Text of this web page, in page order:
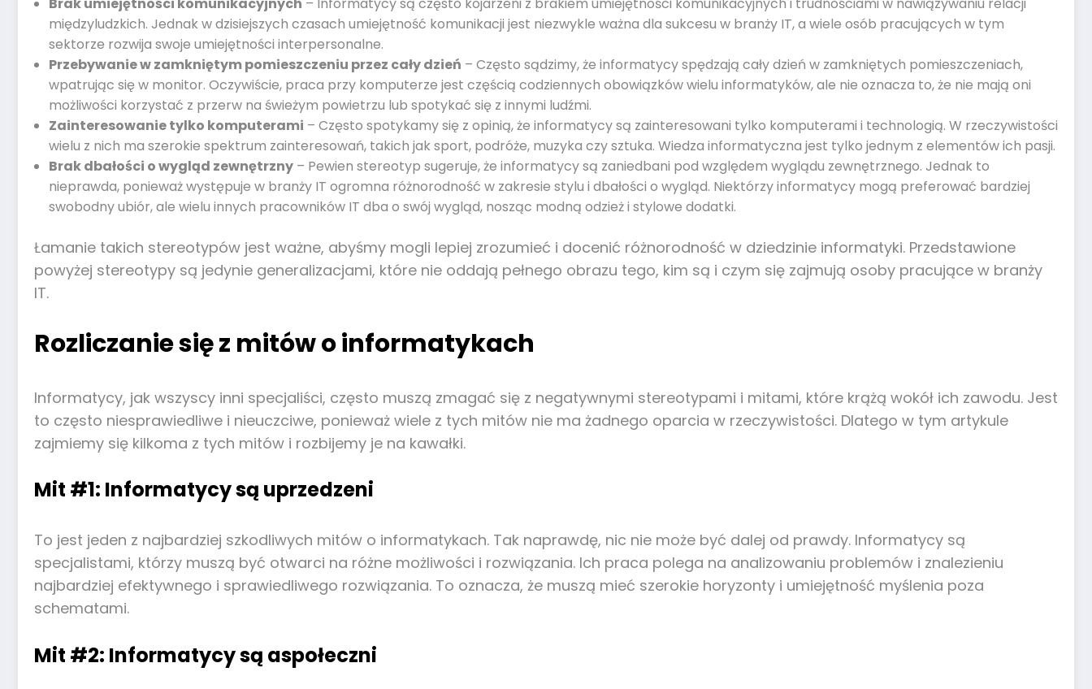
Brak umiejętności komunikacyjnych – Informatycy są często kojarzeni z brakiem umiejętności komunikacyjnych i trudnościami w nawiązywaniu relacji
międzyludzkich. Jednak w dzisiejszych czasach umiejętność komunikacji jest niezwykle ważna dla sukcesu w branży IT, a wiele osób pracujących w tym
sektorze rozwija swoje umiejętności interpersonalne.
Przebywanie w zamkniętym pomieszczeniu przez cały dzień – Często sądzimy, że informatycy spędzają cały dzień w zamkniętych pomieszczeniach,
wpatrując się w monitor. Oczywiście, praca przy komputerze jest częścią codziennych obowiązków wielu informatyków, ale nie oznacza to, że nie mają oni
możliwości korzystać z przerw na świeżym powietrzu lub spotykać się z innymi ludźmi.
Zainteresowanie tylko komputerami – Często spotykamy się z opinią, że informatycy są zainteresowani tylko komputerami i technologią. W rzeczywistości
wielu z nich ma szerokie spektrum zainteresowań, takich jak sport, podróże, muzyka czy sztuka. Wiedza informatyczna jest tylko jednym z elementów ich pasji.
Brak dbałości o wygląd zewnętrzny – Pewien stereotyp sugeruje, że informatycy są zaniedbani pod względem wyglądu zewnętrznego. Jednak to
nieprawda, ponieważ występuje w branży IT ogromna różnorodność w zakresie stylu i dbałości o wygląd. Niektórzy informatycy mogą preferować bardziej
swobodny ubiór, ale wielu innych pracowników IT dba o swój wygląd, nosząc modną odzież i stylowe dodatki.
Łamanie takich stereotypów jest ważne, abyśmy mogli lepiej zrozumieć i docenić różnorodność w dziedzinie informatyki. Przedstawione
powyżej stereotypy są jedynie generalizacjami, które nie oddają pełnego obrazu tego, kim są i czym się zajmują osoby pracujące w branży
IT.
Rozliczanie się z mitów o informatykach
Informatycy, jak wszyscy inni specjaliści, często muszą zmagać się z negatywnymi stereotypami i mitami, które krążą wokół ich zawodu. Jest
to często niesprawiedliwe i nieuczciwe, ponieważ wiele z tych mitów nie ma żadnego oparcia w rzeczywistości. Dlatego w tym artykule
zajmiemy się kilkoma z tych mitów i rozbijemy je na kawałki.
Mit #1: Informatycy są uprzedzeni
To jest jeden z najbardziej szkodliwych mitów o informatykach. Tak naprawdę, nic nie może być dalej od prawdy. Informatycy są
specjalistami, którzy muszą być otwarci na różne możliwości i rozwiązania. Ich praca polega na analizowaniu problemów i znalezieniu
najbardziej efektywnego i sprawiedliwego rozwiązania. To oznacza, że muszą mieć szerokie horyzonty i umiejętność myślenia poza
schematami.
Mit #2: Informatycy są aspołeczni